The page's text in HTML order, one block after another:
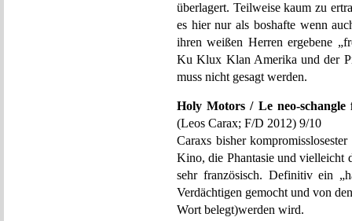
überlagert. Teilweise kaum zu
es hier nur als boshafte wenn
ihren weißen Herren ergebene
Ku Klux Klan Amerika und der
muss nicht gesagt werden.
Holy Motors / Le neo-
(Leos Carax; F/D 2012) 9/10
Caraxs bisher
Kino, die Phantasie und vielleicht
sehr französisch. Definitiv ein
Verdächtigen gemocht und von
Wort belegt)werden wird.